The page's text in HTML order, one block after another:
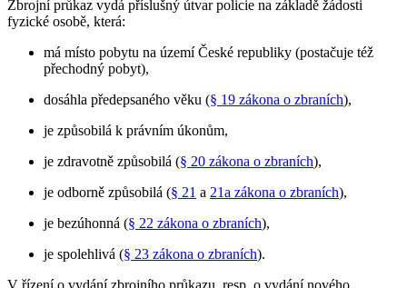
Zbrojní průkaz vydá příslušný útvar policie na základě žádosti
fyzické osobě, která:
má místo pobytu na území České republiky (postačuje též
přechodný pobyt),
dosáhla předepsaného věku (§ 19 zákona o zbraních),
je způsobilá k právním úkonům,
je zdravotně způsobilá (§ 20 zákona o zbraních),
je odborně způsobilá (§ 21 a 21a zákona o zbraních),
je bezúhonná (§ 22 zákona o zbraních),
je spolehlivá (§ 23 zákona o zbraních).